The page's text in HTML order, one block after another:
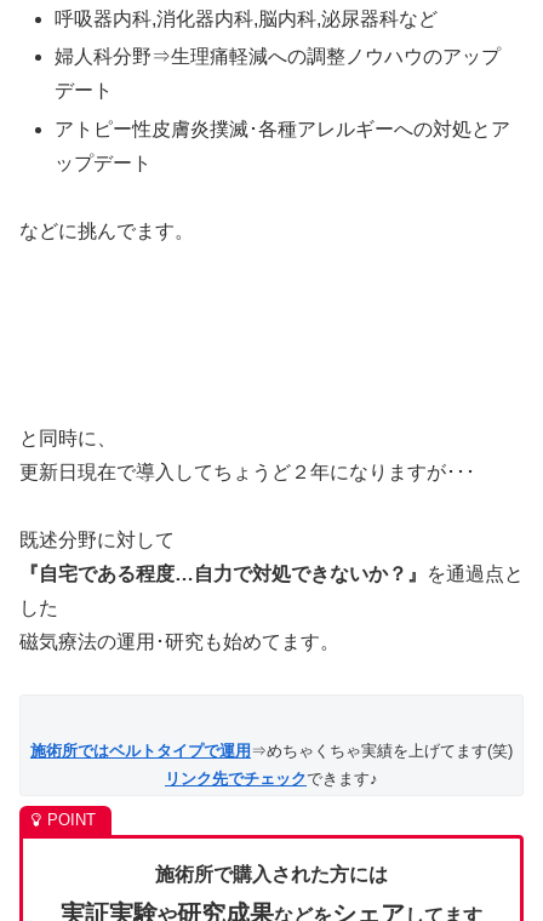
呼吸器内科,消化器内科,脳内科,泌尿器科など
婦人科分野⇒生理痛軽減への調整ノウハウのアップ
デート
アトピー性皮膚炎撲滅･各種アレルギーへの対処とア
ップデート
などに挑んでます。
と同時に、
更新日現在で導入してちょうど２年になりますが･･･
既述分野に対して
『自宅である程度…自力で対処できないか？』
を通過点と
した
磁気療法の運用･研究も始めてます。
施術所ではベルトタイプで運用 ⇒めちゃくちゃ実績を上げてます(笑)
リンク先でチェックできます♪
施術所で購入された方には
実証実験や研究成果などをシェアしてます